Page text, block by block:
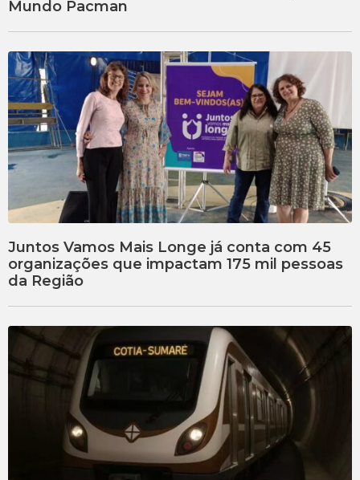
Mundo Pacman
Juntos Vamos Mais Longe já conta com 45
organizações que impactam 175 mil pessoas
da Região